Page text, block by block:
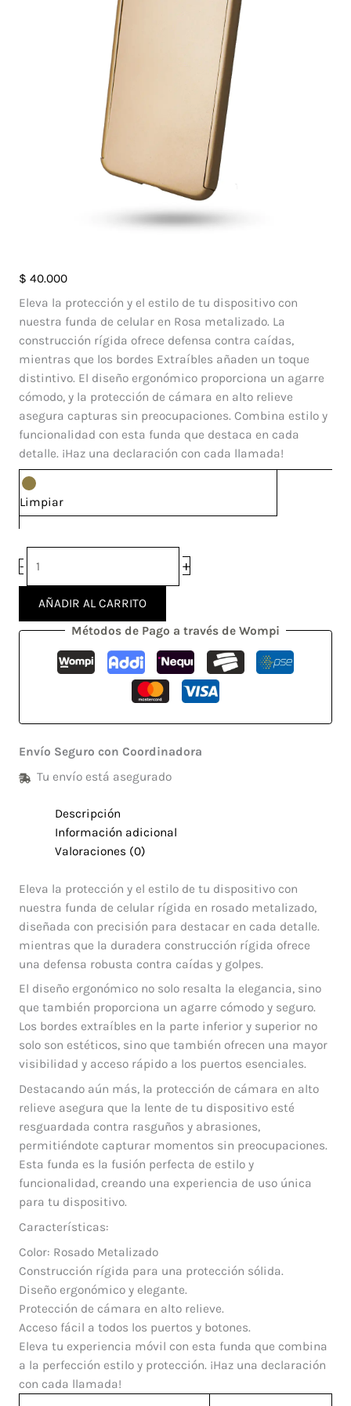
$ 40.000
Eleva la protección y el estilo de tu dispositivo con
nuestra funda de celular en Rosa metalizado. La
construcción rígida ofrece defensa contra caídas,
mientras que los bordes Extraíbles añaden un toque
distintivo. El diseño ergonómico proporciona un agarre
cómodo, y la protección de cámara en alto relieve
asegura capturas sin preocupaciones. Combina estilo y
funcionalidad con esta funda que destaca en cada
detalle. ¡Haz una declaración con cada llamada!
Limpiar
-
Case
360
Metalizado
Xiaomi
Redmi
7
cantidad
+
AÑADIR AL CARRITO
Métodos de Pago a través de Wompi
Envío Seguro con Coordinadora
Tu envío está asegurado
Descripción
Información adicional
Valoraciones (0)
Eleva la protección y el estilo de tu dispositivo con
nuestra funda de celular rígida en rosado metalizado,
diseñada con precisión para destacar en cada detalle.
mientras que la duradera construcción rígida ofrece
una defensa robusta contra caídas y golpes.
El diseño ergonómico no solo resalta la elegancia, sino
que también proporciona un agarre cómodo y seguro.
Los bordes extraíbles en la parte inferior y superior no
solo son estéticos, sino que también ofrecen una mayor
visibilidad y acceso rápido a los puertos esenciales.
Destacando aún más, la protección de cámara en alto
relieve asegura que la lente de tu dispositivo esté
resguardada contra rasguños y abrasiones,
permitiéndote capturar momentos sin preocupaciones.
Esta funda es la fusión perfecta de estilo y
funcionalidad, creando una experiencia de uso única
para tu dispositivo.
Características:
Color: Rosado Metalizado
Construcción rígida para una protección sólida.
Diseño ergonómico y elegante.
Protección de cámara en alto relieve.
Acceso fácil a todos los puertos y botones.
Eleva tu experiencia móvil con esta funda que combina
a la perfección estilo y protección. ¡Haz una declaración
con cada llamada!